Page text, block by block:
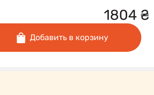
1804 ₴
Добавить в корзину